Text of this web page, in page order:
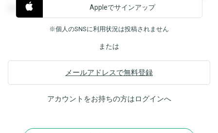
覧することができます。
Appleでサインアップ
※個人のSNSに利用状況は投稿されません
または
メールアドレスで無料登録
アカウントをお持ちの方はログインへ